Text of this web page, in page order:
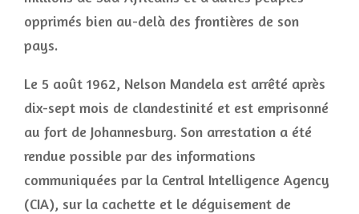
opprimés bien au-delà des frontières de son
pays.
Le 5 août 1962, Nelson Mandela est arrêté après
dix-sept mois de clandestinité et est emprisonné
au fort de Johannesburg. Son arrestation a été
rendue possible par des informations
communiquées par la Central Intelligence Agency
(CIA), sur la cachette et le déguisement de